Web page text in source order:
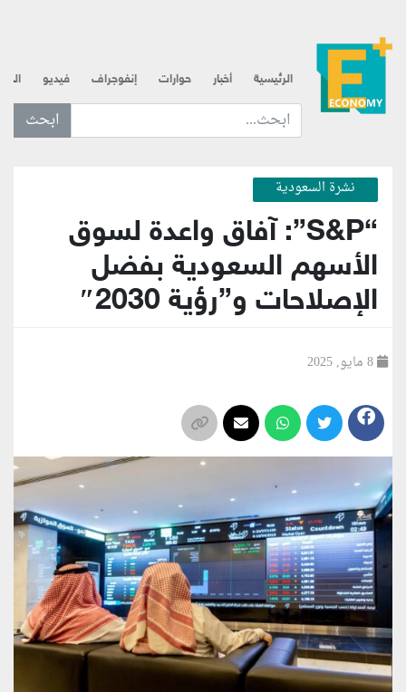
الرئيسية أخبار حوارات إنفوجراف فيديو
ابحث عن... :
نشرة السعودية
“S&P”: آفاق واعدة لسوق
الأسهم السعودية بفضل
الإصلاحات و”رؤية 2030″